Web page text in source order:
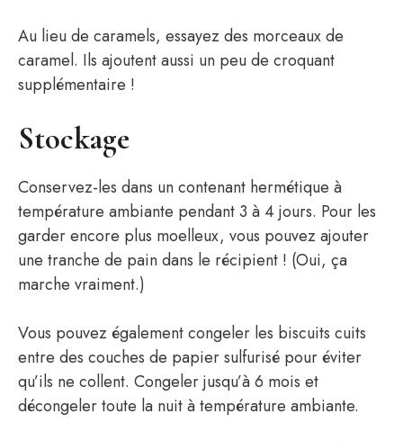
Au lieu de caramels, essayez des morceaux de
caramel. Ils ajoutent aussi un peu de croquant
supplémentaire !
Stockage
Conservez-les dans un contenant hermétique à
température ambiante pendant 3 à 4 jours. Pour les
garder encore plus moelleux, vous pouvez ajouter
une tranche de pain dans le récipient ! (Oui, ça
marche vraiment.)
Vous pouvez également congeler les biscuits cuits
entre des couches de papier sulfurisé pour éviter
qu’ils ne collent. Congeler jusqu’à 6 mois et
décongeler toute la nuit à température ambiante.